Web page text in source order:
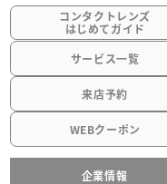
コンタクトレンズ
はじめてガイド
サービス一覧
来店予約
WEBクーポン
企業情報